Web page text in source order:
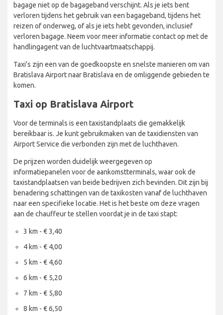
bagage niet op de bagageband verschijnt. Als je iets bent
verloren tijdens het gebruik van een bagageband, tijdens het
reizen of onderweg, of als je iets hebt gevonden, inclusief
verloren bagage. Neem voor meer informatie contact op met de
handlingagent van de luchtvaartmaatschappij.
Taxi's zijn een van de goedkoopste en snelste manieren om van
Bratislava Airport naar Bratislava en de omliggende gebieden te
komen.
Taxi op Bratislava Airport
Voor de terminals is een taxistandplaats die gemakkelijk
bereikbaar is. Je kunt gebruikmaken van de taxidiensten van
Airport Service die verbonden zijn met de luchthaven.
De prijzen worden duidelijk weergegeven op
informatiepanelen voor de aankomstterminals, waar ook de
taxistandplaatsen van beide bedrijven zich bevinden. Dit zijn bij
benadering schattingen van de taxikosten vanaf de luchthaven
naar een specifieke locatie. Het is het beste om deze vragen
aan de chauffeur te stellen voordat je in de taxi stapt:
3 km - € 3,40
4 km - € 4,00
5 km - € 4,60
6 km - € 5,20
7 km - € 5,80
8 km - € 6,50